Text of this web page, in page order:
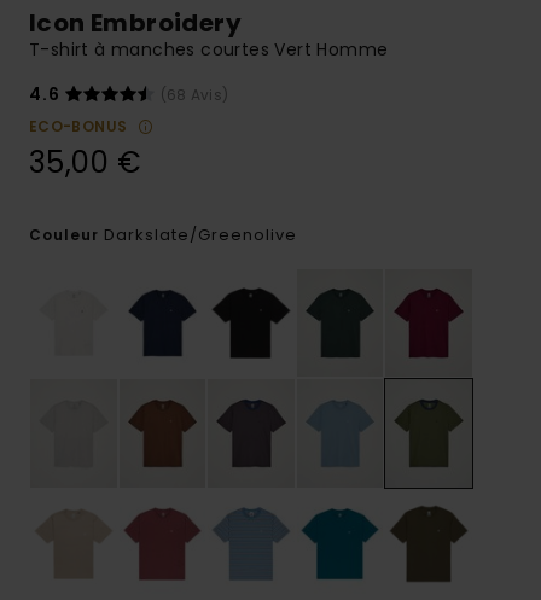
Icon Embroidery
T-shirt à manches courtes Vert Homme
4.6
(68 Avis)
ECO-BONUS
35,00 €
Couleur Darkslate/greenolive